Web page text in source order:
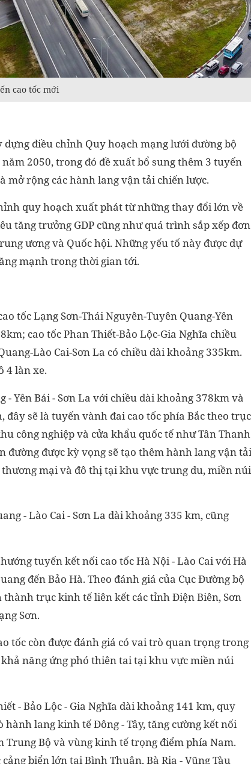
cao tốc mới
điều chỉnh Quy hoạch mạng lưới đường bộ
2050, trong đó đề xuất bổ sung thêm 3 tuyến
mở rộng các hành lang vận tải chiến lược.
quy hoạch xuất phát từ những thay đổi lớn về
tăng trưởng GDP cũng như quá trình sắp xếp đơn
ương và Quốc hội. Những yếu tố này được dự
mạnh trong thời gian tới.
tốc Lạng Sơn-Thái Nguyên-Tuyên Quang-Yên
cao tốc Phan Thiết-Bảo Lộc-Gia Nghĩa chiều
Lào Cai-Sơn La có chiều dài khoảng 335km.
4 làn xe.
- Yên Bái - Sơn La với chiều dài khoảng 378km và
sẽ là tuyến vành đai cao tốc phía Bắc theo trục
công nghiệp và cửa khẩu quốc tế như Tân Thanh
đường được kỳ vọng sẽ tạo thêm hành lang vận tải
mại và đô thị tại khu vực trung du, miền núi
- Lào Cai - Sơn La dài khoảng 335 km, cũng
tuyến kết nối cao tốc Hà Nội - Lào Cai với Hà
đến Bảo Hà. Theo đánh giá của Cục Đường bộ
trục kinh tế liên kết các tỉnh Điện Biên, Sơn
Sơn.
tốc còn được đánh giá có vai trò quan trọng trong
năng ứng phó thiên tai tại khu vực miền núi
- Bảo Lộc - Gia Nghĩa dài khoảng 141 km, quy
lang kinh tế Đông - Tây, tăng cường kết nối
Bộ và vùng kinh tế trọng điểm phía Nam.
biển lớn tại Bình Thuận, Bà Rịa - Vũng Tàu